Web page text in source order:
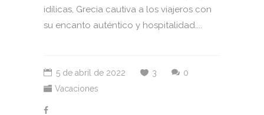
idílicas, Grecia cautiva a los viajeros con
su encanto auténtico y hospitalidad....
5 de abril de 2022 3
0
Vacaciones